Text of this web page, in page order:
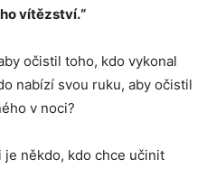
vítězství.“
očistil toho, kdo vykonal
nabízí svou ruku, aby očistil
v noci?
je někdo, kdo chce učinit